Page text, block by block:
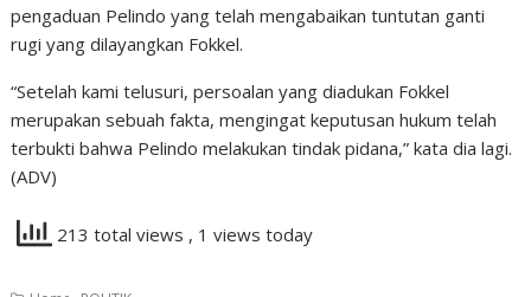
pengaduan Pelindo yang telah mengabaikan tuntutan ganti
rugi yang dilayangkan Fokkel.
“Setelah kami telusuri, persoalan yang diadukan Fokkel
merupakan sebuah fakta, mengingat keputusan hukum telah
terbukti bahwa Pelindo melakukan tindak pidana,” kata dia lagi.
(ADV)
213 total views , 1 views today